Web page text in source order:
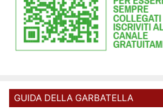
GUIDA DELLA GARBATELLA